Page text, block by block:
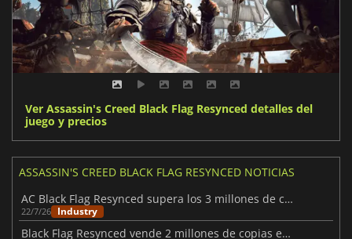
Ver Assassin's Creed Black Flag Resynced detalles del
juego y precios
ASSASSIN'S CREED BLACK FLAG RESYNCED NOTICIAS
AC Black Flag Resynced supera los 3 millones de copias vendidas
22/7/26 Industry
Black Flag Resynced vende 2 millones de copias en su debut